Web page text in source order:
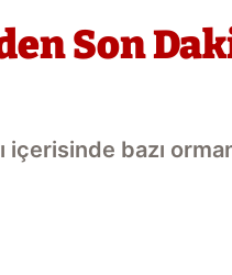
Son
içerisinde bazı